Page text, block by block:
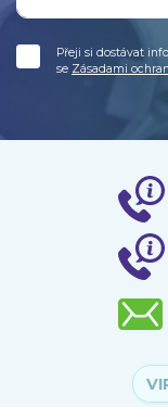
Přeji si dostávat
se Zásadami